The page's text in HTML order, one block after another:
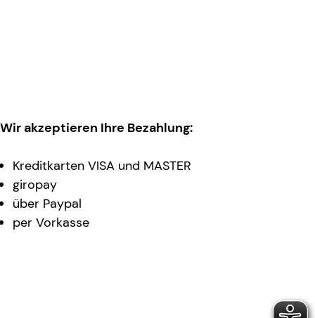
Wir akzeptieren Ihre Bezahlung:
Kreditkarten VISA und MASTER
giropay
über Paypal
per Vorkasse